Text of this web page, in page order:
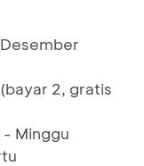
2, gratis
Minggu